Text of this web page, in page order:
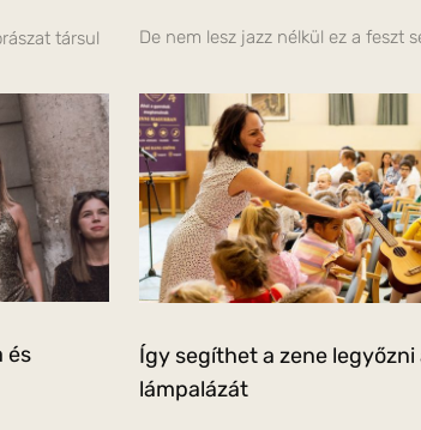
társul De nem lesz jazz nélkül ez a feszt
és
Így segíthet a zene legyőzni
lámpalázát